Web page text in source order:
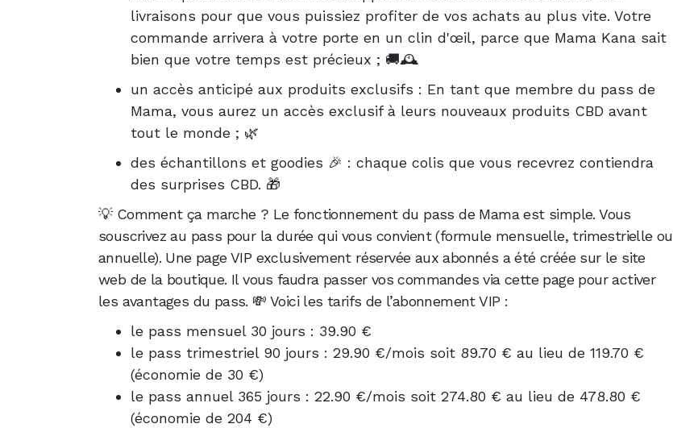
livraisons pour que vous puissiez profiter de vos achats au plus vite. Votre
commande arrivera à votre porte en un clin d'œil, parce que Mama Kana sait
bien que votre temps est précieux ; 🚚🕰️
un accès anticipé aux produits exclusifs : En tant que membre du pass de
Mama, vous aurez un accès exclusif à leurs nouveaux produits CBD avant
tout le monde ; 🌿
des échantillons et goodies 🎉 : chaque colis que vous recevrez contiendra
des surprises CBD. 🎁
💡 Comment ça marche ? Le fonctionnement du pass de Mama est simple. Vous
souscrivez au pass pour la durée qui vous convient (formule mensuelle, trimestrielle ou
annuelle). Une page VIP exclusivement réservée aux abonnés a été créée sur le site
web de la boutique. Il vous faudra passer vos commandes via cette page pour activer
les avantages du pass. 💸 Voici les tarifs de l’abonnement VIP :
le pass mensuel 30 jours : 39.90 €
le pass trimestriel 90 jours : 29.90 €/mois soit 89.70 € au lieu de 119.70 €
(économie de 30 €)
le pass annuel 365 jours : 22.90 €/mois soit 274.80 € au lieu de 478.80 €
(économie de 204 €)